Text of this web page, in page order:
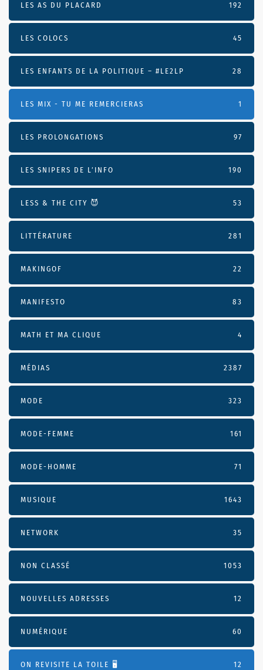
LES AS DU PLACARD 192
LES COLOCS 45
LES ENFANTS DE LA POLITIQUE – #LE2LP 28
LES MIX - TU ME REMERCIERAS 1
LES PROLONGATIONS 97
LES SNIPERS DE L’INFO 190
LESS & THE CITY 😈 53
LITTÉRATURE 281
MAKINGOF 22
MANIFESTO 83
MATH ET MA CLIQUE 4
MÉDIAS 2387
MODE 323
MODE-FEMME 161
MODE-HOMME 71
MUSIQUE 1643
NETWORK 35
NON CLASSÉ 1053
NOUVELLES ADRESSES 12
NUMÉRIQUE 60
ON REVISITE LA TOILE 🖥️ 12